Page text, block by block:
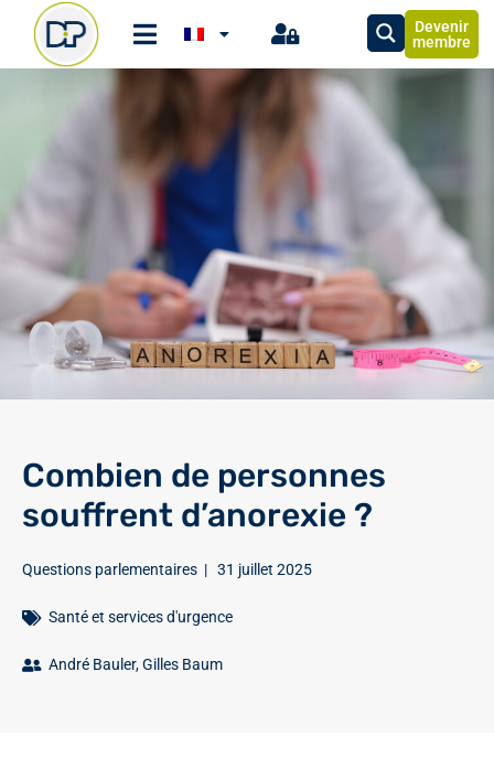
Devenir
membre
Combien de personnes
souffrent d’anorexie ?
Questions parlementaires | 31 juillet 2025
Santé et services d'urgence
André Bauler,Gilles Baum